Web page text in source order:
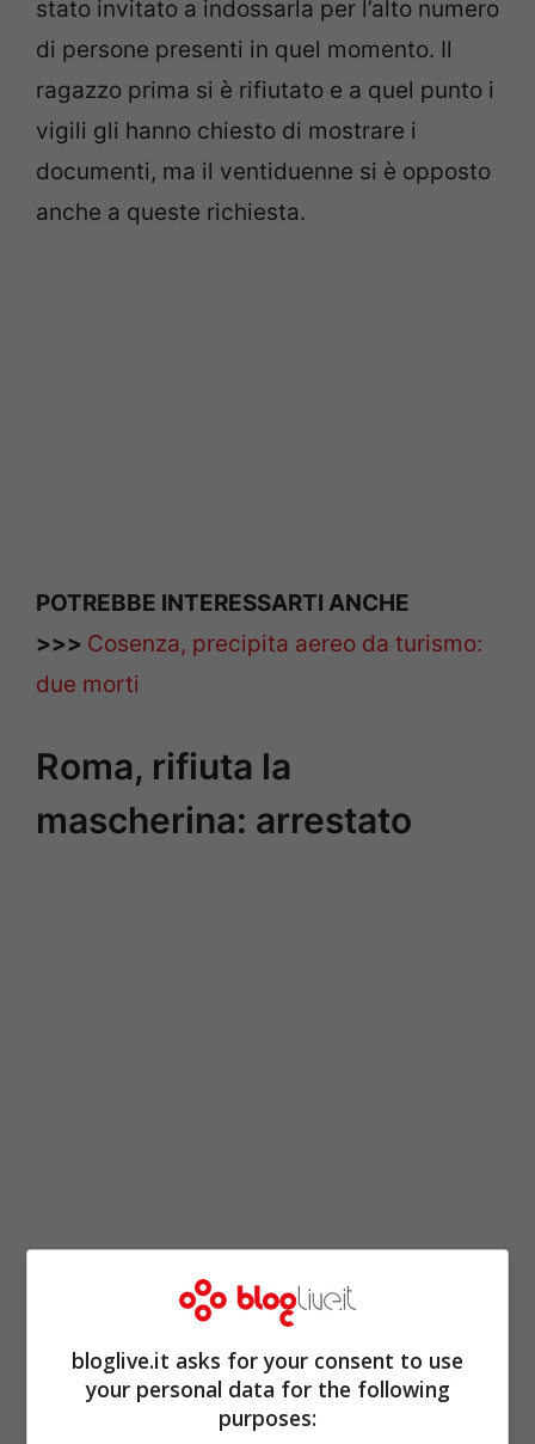
stato invitato a indossarla per l’alto numero
di persone presenti in quel momento. Il
ragazzo prima si è rifiutato e a quel punto i
vigili gli hanno chiesto di mostrare i
documenti, ma il ventiduenne si è opposto
anche a queste richiesta.
POTREBBE INTERESSARTI ANCHE
>>> Cosenza, precipita aereo da turismo:
due morti
Roma, rifiuta la
mascherina: arrestato
bloglive.it asks for your consent to use
your personal data for the following
purposes: